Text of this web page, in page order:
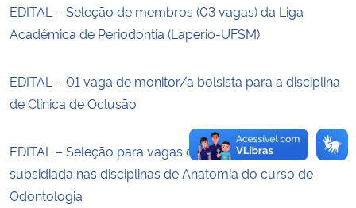
Secretaria de Governo
Banco Central do Brasil
Planalto
EDITAL – Seleção de membros (03 vagas) da Liga
Acadêmica de Periodontia (Laperio-UFSM)
EDITAL – 01 vaga de monitor/a bolsista para a disciplina
de Clínica de Oclusão
EDITAL – Seleção para vagas de monitoria não
subsidiada nas disciplinas de Anatomia do curso de
Odontologia